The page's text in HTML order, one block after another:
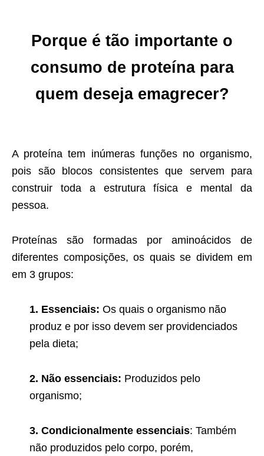
Porque é tão importante o
consumo de proteína para
quem deseja emagrecer?
A proteína tem inúmeras funções no organismo,
pois são blocos consistentes que servem para
construir toda a estrutura física e mental da
pessoa.
Proteínas são formadas por aminoácidos de
diferentes composições, os quais se dividem em
em 3 grupos:
1. Essenciais: Os quais o organismo não
produz e por isso devem ser providenciados
pela dieta;
2. Não essenciais: Produzidos pelo
organismo;
3. Condicionalmente essenciais: Também
não produzidos pelo corpo, porém,